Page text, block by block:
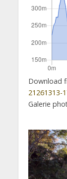
Download
21261313-
Galerie